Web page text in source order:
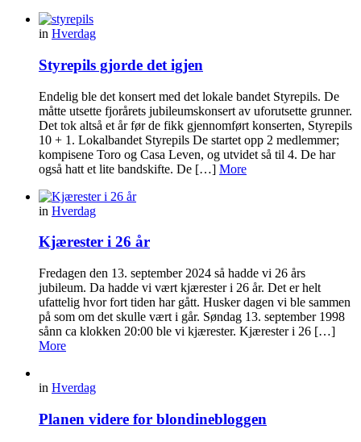
in Hverdag
Styrepils gjorde det igjen
Endelig ble det konsert med det lokale bandet Styrepils. De
måtte utsette fjorårets jubileumskonsert av uforutsette grunner.
Det tok altså et år før de fikk gjennomført konserten, Styrepils
10 + 1. Lokalbandet Styrepils De startet opp 2 medlemmer;
kompisene Toro og Casa Leven, og utvidet så til 4. De har
også hatt et lite bandskifte. De […] More
in Hverdag
Kjærester i 26 år
Fredagen den 13. september 2024 så hadde vi 26 års
jubileum. Da hadde vi vært kjærester i 26 år. Det er helt
ufattelig hvor fort tiden har gått. Husker dagen vi ble sammen
på som om det skulle vært i går. Søndag 13. september 1998
sånn ca klokken 20:00 ble vi kjærester. Kjærester i 26 […]
More
in Hverdag
Planen videre for blondinebloggen